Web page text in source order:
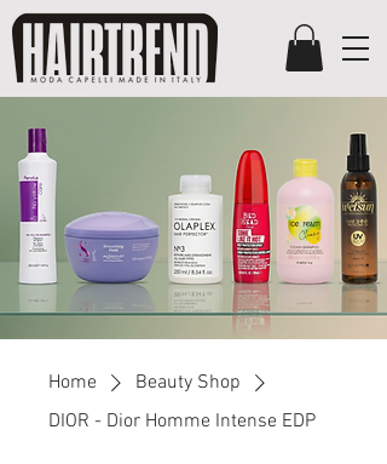
Home
Beauty Shop
DIOR - Dior Homme Intense EDP